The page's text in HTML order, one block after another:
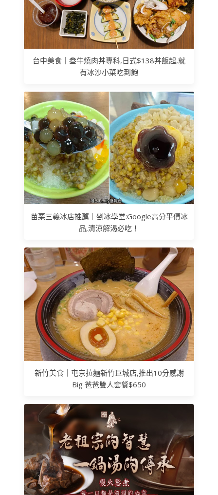
台中美食｜叁牛燒肉丼專科,日式$138丼飯起,就
有冰沙小菜吃到飽
苗栗三義冰店推薦｜剉冰學堂:Google高分平價冰
品,清涼解渴必吃！
新竹美食｜屯京拉麵新竹巨城店,推出10分感謝
Big 爸爸雙人套餐$650